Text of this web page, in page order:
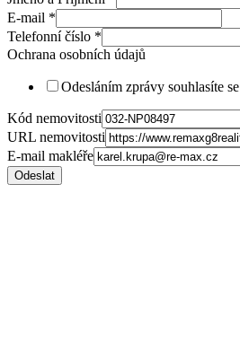
E-mail *
Telefonní číslo *
Ochrana osobních údajů
Odesláním zprávy souhlasíte se
Kód nemovitosti
URL nemovitosti
E-mail makléře
Odeslat